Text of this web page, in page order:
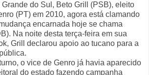
do Sul, Beto Grill (PSB), eleito
(PT) em 2010, agora está clamando
encarnada hoje se chama
Na noite desta terça-feira em sua
Grill declarou apoio ao tucano para a
o vice de Genro já havia aparecido
do estado fazendo campanha